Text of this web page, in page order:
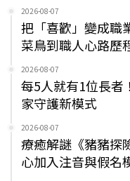
2026-08-07
把「喜歡」變成職
菜鳥到職人心路歷
2026-08-07
每5人就有1位長者
家守護新模式
2026-08-07
療癒解謎《豬豬探
心加入注音與假名